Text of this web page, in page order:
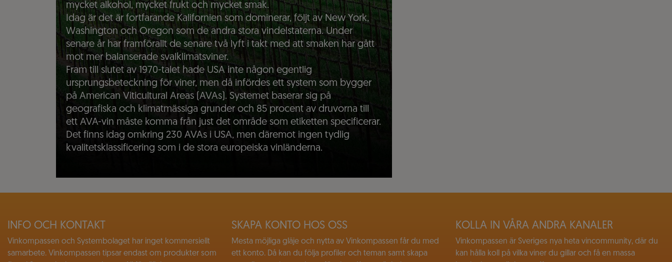
mycket alkohol, mycket frukt och mycket smak.
Idag är det är fortfarande Kalifornien som dominerar, följt av New York,
Washington och Oregon som de andra stora vindelstaterna. Under
senare år har framförallt de senare två lyft i takt med att smaken har gått
mot mer balanserade svalklimatsviner.
Fram till slutet av 1970-talet hade USA inte någon egentlig
ursprungsbeteckning för viner, men då infördes ett system som bygger
på American Viticultural Areas (AVAs). Systemet baserar sig på
geografiska och klimatmässiga grunder och 85 procent av druvorna till
ett AVA-vin måste komma från just det område som etiketten specificerar.
Det finns idag omkring 230 AVAs i USA, men däremot ingen tydlig
kvalitetsklassificering som i de stora europeiska vinländerna.
INFO OCH KONTAKT
Vinkompassen och Systembolaget har inget kommersiellt
samarbete. Vinkompassen tipsar endast om produkter som
SKAPA KONTO HOS OSS
Mesta möjliga gläje och nytta av Vinkompassen får du med
ett konto. Då kan du följa profiler och teman samt skapa
KOLLA IN VÅRA ANDRA KANALER
Vinkompassen är Sveriges nya heta vincommunity, där du
kan hålla koll på vilka viner du gillar och få en massa